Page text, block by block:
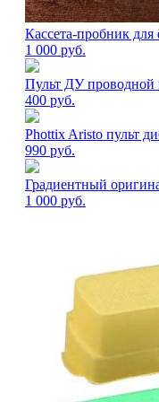
Кассета-пробник для
1 000 руб.
Пульт ДУ проводной
400 руб.
Phottix Aristo пульт
990 руб.
Градиентный
1 000 руб.